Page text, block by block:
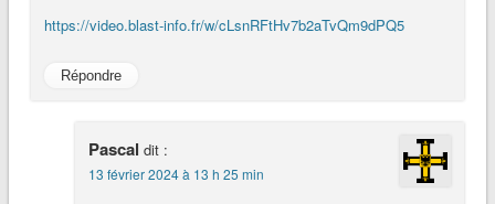
https://video.blast-info.fr/w/cLsnRFtHv7b2aTvQm9dPQ5
Répondre
Pascal dit :
13 février 2024 à 13 h 25 min